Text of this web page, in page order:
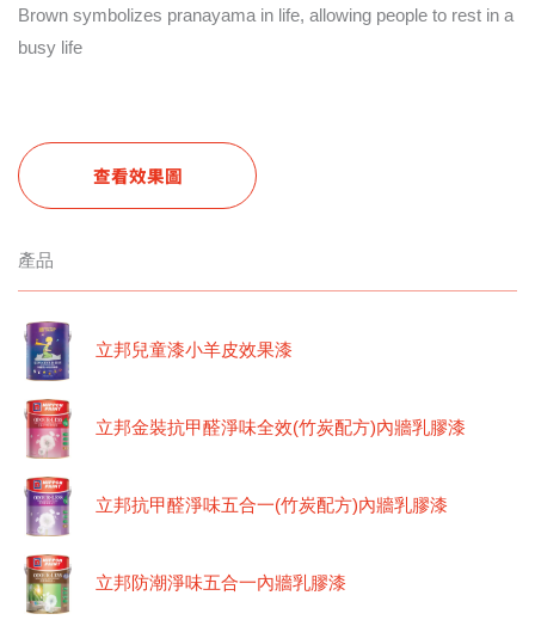
Brown symbolizes pranayama in life, allowing people to rest in a
busy life
查看效果圖
產品
立邦兒童漆小羊皮效果漆
立邦金裝抗甲醛淨味全效(竹炭配方)內牆乳膠漆
立邦抗甲醛淨味五合一(竹炭配方)內牆乳膠漆
立邦防潮淨味五合一內牆乳膠漆